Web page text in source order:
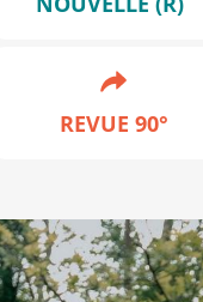
REVUE 90°